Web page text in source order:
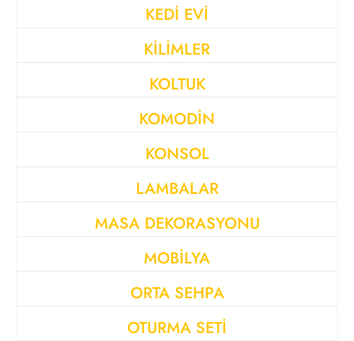
KEDİ EVİ
KİLİMLER
KOLTUK
KOMODİN
KONSOL
LAMBALAR
MASA DEKORASYONU
MOBİLYA
ORTA SEHPA
OTURMA SETİ